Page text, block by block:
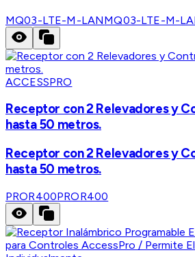
MQ03-LTE-M-LANMQ03-LTE-M-
ACCESSPRO
Receptor con 2 Relevadores y
hasta 50 metros.
Receptor con 2 Relevadores y
hasta 50 metros.
PROR400PROR400